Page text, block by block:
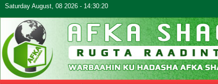
Saturday August, 08 2026 - 14:30:20